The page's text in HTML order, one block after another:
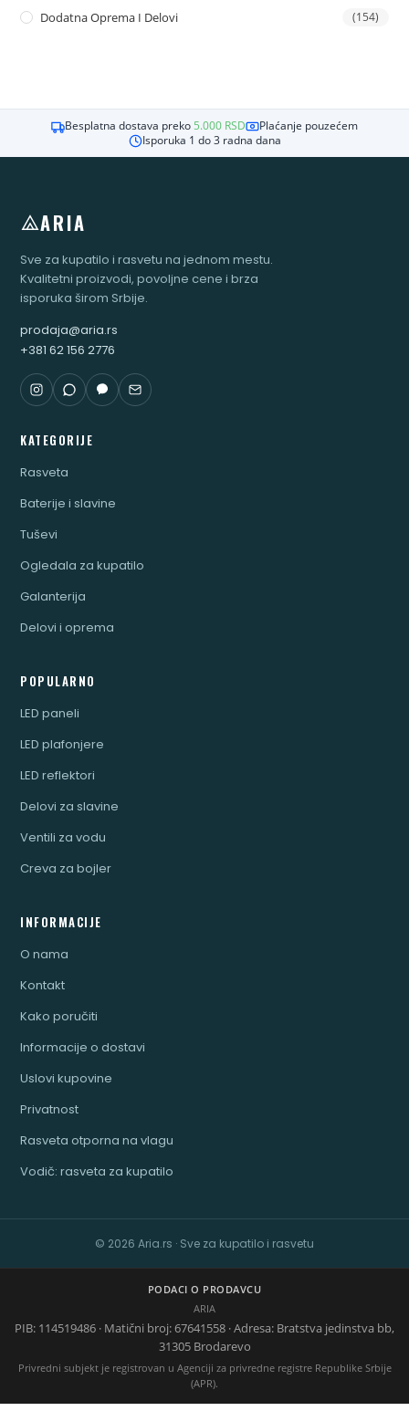
Dodatna Oprema I Delovi (154)
Besplatna dostava preko 5.000 RSD
Plaćanje pouzećem
Isporuka 1 do 3 radna dana
ARIA
Sve za kupatilo i rasvetu na jednom mestu.
Kvalitetni proizvodi, povoljne cene i brza
isporuka širom Srbije.
prodaja@aria.rs
+381 62 156 2776
KATEGORIJE
Rasveta
Baterije i slavine
Tuševi
Ogledala za kupatilo
Galanterija
Delovi i oprema
POPULARNO
LED paneli
LED plafonjere
LED reflektori
Delovi za slavine
Ventili za vodu
Creva za bojler
INFORMACIJE
O nama
Kontakt
Kako poručiti
Informacije o dostavi
Uslovi kupovine
Privatnost
Rasveta otporna na vlagu
Vodič: rasveta za kupatilo
© 2026 Aria.rs · Sve za kupatilo i rasvetu
PODACI O PRODAVCU
ARIA
PIB: 114519486 · Matični broj: 67641558 · Adresa: Bratstva jedinstva bb,
31305 Brodarevo
Privredni subjekt je registrovan u Agenciji za privredne registre Republike Srbije
(APR).